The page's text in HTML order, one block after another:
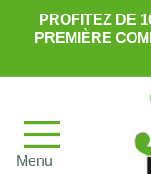
PROFITEZ DE
PREMIÈRE
Menu